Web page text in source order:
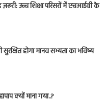
उच्च शिक्षा परिसरों में एचआईवी के
होगा मानव सभ्यता का भविष्य
क्यों माना गया..?